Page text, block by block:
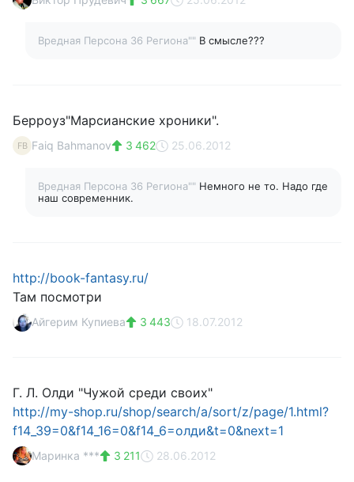
Вредная Персона 36 Региона"" В смысле???
Берроуз"Марсианские хроники".
FB Faiq Bahmanov 3 462 25.06.2012
Вредная Персона 36 Региона"" Немного не то. Надо где
наш современник.
http://book-fantasy.ru/
Там посмотри
Айгерим Купиева 3 443 18.07.2012
Г. Л. Олди "Чужой среди своих"
http://my-shop.ru/shop/search/a/sort/z/page/1.html?
f14_39=0&f14_16=0&f14_6=олди&t=0&next=1
Маринка *** 3 211 28.06.2012